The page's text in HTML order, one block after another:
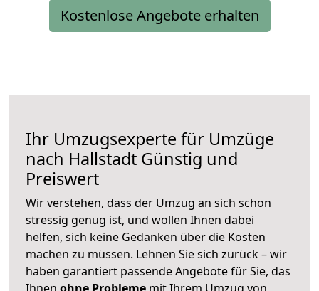
Kostenlose Angebote erhalten
Ihr Umzugsexperte für Umzüge
nach Hallstadt Günstig und
Preiswert
Wir verstehen, dass der Umzug an sich schon
stressig genug ist, und wollen Ihnen dabei
helfen, sich keine Gedanken über die Kosten
machen zu müssen. Lehnen Sie sich zurück – wir
haben garantiert passende Angebote für Sie, das